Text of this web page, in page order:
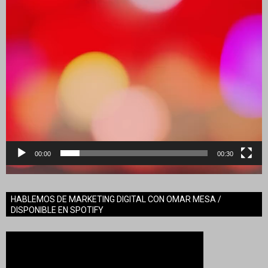
00:00 00:30
HABLEMOS DE MARKETING DIGITAL CON OMAR MESA /
DISPONIBLE EN SPOTIFY